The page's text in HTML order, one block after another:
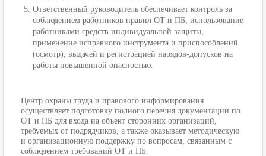
Ответственный руководитель обеспечивает контроль за
соблюдением работников правил ОТ и ПБ, использование
работниками средств индивидуальной защиты,
применение исправного инструмента и приспособлений
(осмотр), выдачей и регистрацией нарядов-допусков на
работы повышенной опасностью.
Центр охраны труда и правового информирования
осуществляет подготовку полного перечня документации по
ОТ и ПБ для входа на объект сторонних организаций,
требуемых от подрядчиков, а также оказывает методическую
и организационную поддержку по вопросам, связанным с
соблюдением требований ОТ и ПБ.